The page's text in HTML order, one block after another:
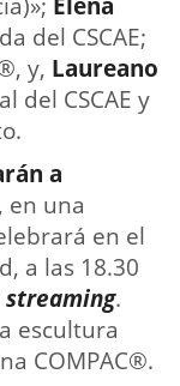
del CSCAE;
y, Laureano
del CSCAE y
a
, en una
en el
a las 18.30
streaming.
escultura
COMPAC®.